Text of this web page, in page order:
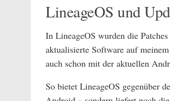
LineageOS und
In LineageOS wurden die
aktualisierte Software auf
auch schon mit der aktuellen
So bietet LineageOS gegenüber